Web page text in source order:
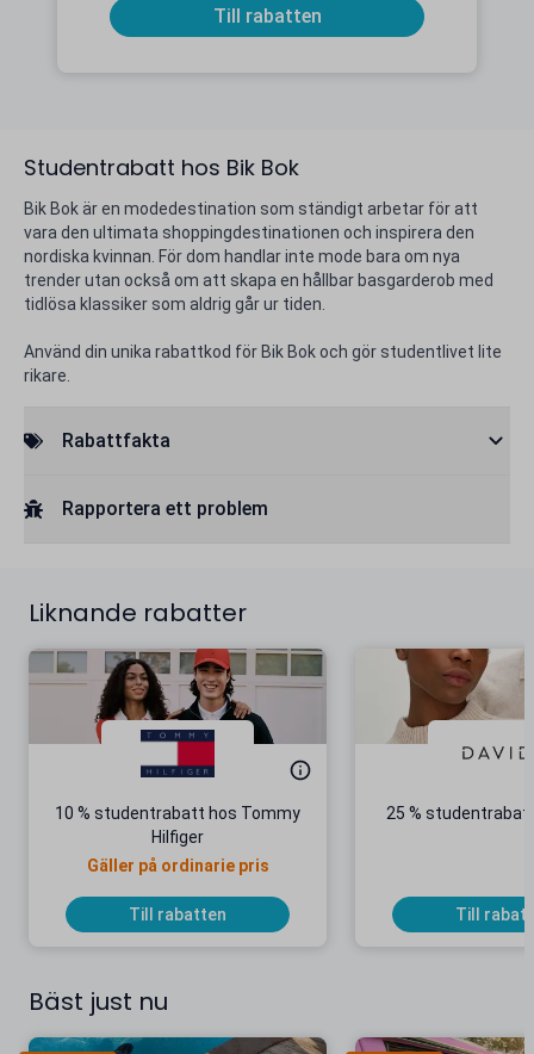
Till rabatten
Studentrabatt hos Bik Bok
Bik Bok är en modedestination som ständigt arbetar för att
vara den ultimata shoppingdestinationen och inspirera den
nordiska kvinnan. För dom handlar inte mode bara om nya
trender utan också om att skapa en hållbar basgarderob med
tidlösa klassiker som aldrig går ur tiden.
Använd din unika rabattkod för Bik Bok och gör studentlivet lite
rikare.
Rabattfakta
Rapportera ett problem
Liknande rabatter
10 % studentrabatt hos Tommy
Hilfiger
Gäller på ordinarie pris
Till rabatten
25 %
Till
Bäst just nu